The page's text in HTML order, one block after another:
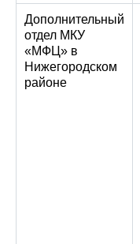
Дополнительный
отдел МКУ
«МФЦ» в
Нижегородском
районе